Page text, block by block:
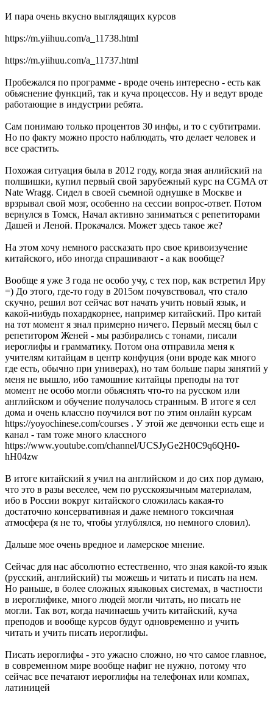
И пара очень вкусно выглядящих курсов
https://m.yiihuu.com/a_11738.html
https://m.yiihuu.com/a_11737.html
Пробежался по программе - вроде очень интересно - есть как
обьяснение функций, так и куча процессов. Ну и ведут вроде
работающие в индустрии ребята.
Сам понимаю только процентов 30 инфы, и то с субтитрами.
Но по факту можно просто наблюдать, что делает человек и
все срастить.
Похожая ситуация была в 2012 году, когда зная анлийский на
полшишки, купил первый свой зарубежный курс на CGMA от
Nate Wragg. Сидел в своей съемной однушке в Москве и
врзрывал свой мозг, особенно на сессии вопрос-ответ. Потом
вернулся в Томск, Начал активно заниматься с репетиторами
Дашей и Леной. Прокачался. Может здесь такое же?
На этом хочу немного рассказать про свое кривоизучение
китайского, ибо иногда спрашивают - а как вообще?
Вообще я уже 3 года не особо учу, с тех пор, как встретил Иру
=) До этого, где-то году в 2015ом почувствовал, что стало
скучно, решил вот сейчас вот начать учить новый язык, и
какой-нибудь похардкорнее, например китайский. Про китай
на тот момент я знал примерно ничего. Первый месяц был с
репетитором Женей - мы разбирались с тонами, писали
иероглифы и грамматику. Потом она отправила меня к
учителям китайцам в центр конфуция (они вроде как много
где есть, обычно при универах), но там больше пары занятий у
меня не вышло, ибо тамошние китайцы преподы на тот
момент не особо могли обьяснять что-то на русском или
английском и обучение получалось странным. В итоге я сел
дома и очень классно поучился вот по этим онлайн курсам
https://yoyochinese.com/courses . У этой же девчонки есть еще и
канал - там тоже много классного
https://www.youtube.com/channel/UCSJyGe2H0C9q6QH0-
hH04zw
В итоге китайский я учил на английском и до сих пор думаю,
что это в разы веселее, чем по русскоязычным материалам,
ибо в России вокруг китайского сложилась какая-то
достаточно консервативная и даже немного токсичная
атмосфера (я не то, чтобы углублялся, но немного словил).
Дальше мое очень вредное и ламерское мнение.
Сейчас для нас абсолютно естественно, что зная какой-то язык
(русский, английский) ты можешь и читать и писать на нем.
Но раньше, в более сложных языковых системах, в частности
в иероглифике, много людей могли читать, но писать не
могли. Так вот, когда начинаешь учить китайский, куча
преподов и вообще курсов будут одновременно и учить
читать и учить писать иероглифы.
Писать иероглифы - это ужасно сложно, но что самое главное,
в современном мире вообще нафиг не нужно, потому что
сейчас все печатают иероглифы на телефонах или компах,
латиницей